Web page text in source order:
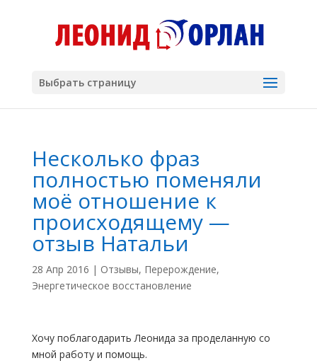
Выбрать страницу
Несколько фраз
полностью поменяли
моё отношение к
происходящему —
отзыв Натальи
28 Апр 2016 | Отзывы, Перерождение,
Энергетическое восстановление
Хочу поблагодарить Леонида за проделанную со
мной работу и помощь.